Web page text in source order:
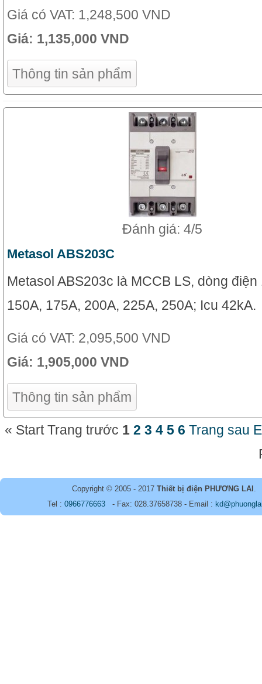
Giá có VAT: 1,248,500 VND
Giá: 1,135,000 VND
Thông tin sản phẩm
Đánh giá: 4/5
Metasol ABS203C
Metasol ABS203c là MCCB LS, dòng điện
150A, 175A, 200A, 225A, 250A; Icu 42kA.
Giá có VAT: 2,095,500 VND
Giá: 1,905,000 VND
Thông tin sản phẩm
« Start Trang trước 1 2 3 4 5 6 Trang sau
Copyright © 2005 - 2017 Thiết bị điện PHƯƠNG LAI .
Tel : 0966776663 - Fax: 028.37658738 - Email :